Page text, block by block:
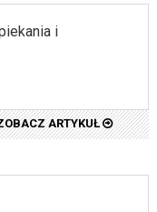
i
ARTYKUŁ